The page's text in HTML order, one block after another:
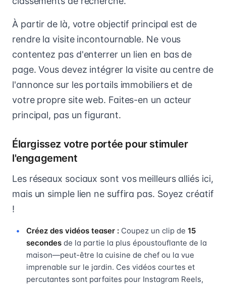
À partir de là, votre objectif principal est de
rendre la visite incontournable. Ne vous
contentez pas d'enterrer un lien en bas de
page. Vous devez intégrer la visite au centre de
l'annonce sur les portails immobiliers et de
votre propre site web. Faites-en un acteur
principal, pas un figurant.
Élargissez votre portée pour stimuler
l'engagement
Les réseaux sociaux sont vos meilleurs alliés ici,
mais un simple lien ne suffira pas. Soyez créatif
!
Créez des vidéos teaser : Coupez un clip de 15
secondes de la partie la plus époustouflante de la
maison—peut-être la cuisine de chef ou la vue
imprenable sur le jardin. Ces vidéos courtes et
percutantes sont parfaites pour Instagram Reels,